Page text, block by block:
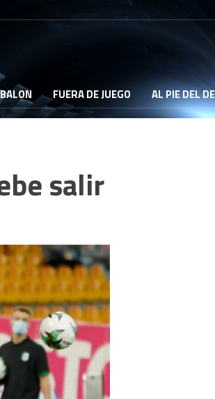
FUERA DE JUEGO AL PIE DEL
salir